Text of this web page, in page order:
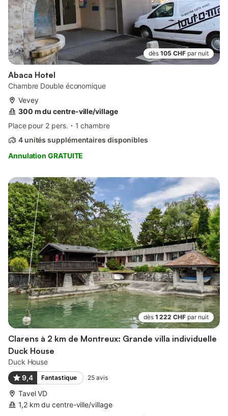
dès 105 CHF par nuit
Abaca Hotel
Chambre Double économique
Vevey
300 m du centre-ville/village
Place pour 2 pers.
1 chambre
4 unités supplémentaires disponibles
Annulation GRATUITE
dès 1 222 CHF par nuit
Clarens à 2 km de Montreux: Grande villa individuelle
Duck House
Duck House
9,4
Fantastique 25 avis
Tavel VD
1,2 km du centre-ville/village